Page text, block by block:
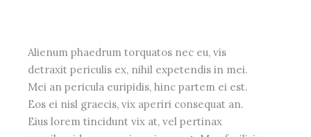
Alienum phaedrum torquatos nec eu, vis
detraxit periculis ex, nihil expetendis in mei.
Mei an pericula euripidis, hinc partem ei est.
Eos ei nisl graecis, vix aperiri consequat an.
Eius lorem tincidunt vix at, vel pertinax